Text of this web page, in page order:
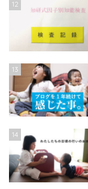
12
13
14